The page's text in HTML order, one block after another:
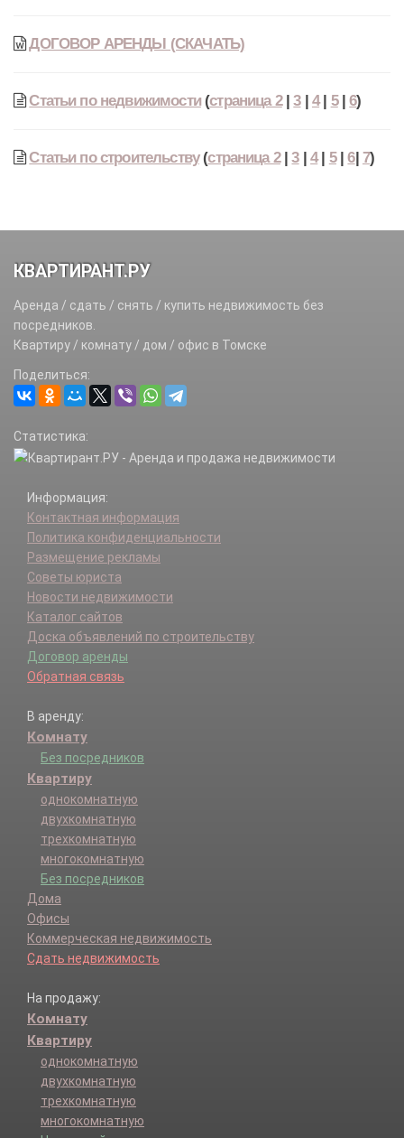
ДОГОВОР АРЕНДЫ (СКАЧАТЬ)
Статьи по недвижимости(страница 2|3| 4| 5|6)
Статьи по строительству(страница 2|3|4| 5|6| 7)
КВАРТИРАНТ.РУ
Аренда / сдать / снять / купить недвижимость без
посредников.
Квартиру / комнату / дом / офис в Томске
Поделиться:
Статистика:
Информация:
Контактная информация
Политика конфиденциальности
Размещение рекламы
Советы юриста
Новости недвижимости
Каталог сайтов
Доска объявлений по строительству
Договор аренды
Обратная связь
В аренду:
Комнату
Без посредников
Квартиру
однокомнатную
двухкомнатную
трехкомнатную
многокомнатную
Без посредников
Дома
Офисы
Коммерческая недвижимость
Сдать недвижимость
На продажу:
Комнату
Квартиру
однокомнатную
двухкомнатную
трехкомнатную
многокомнатную